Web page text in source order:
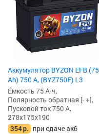
Аккумулятор BYZON EFB (75
Ah) 750 А, (BYZ750F) L3
Ёмкость 75 А·ч,
Полярность обратная [- +],
Пусковой ток 750 А,
278x175x190
354р. при сдаче акб